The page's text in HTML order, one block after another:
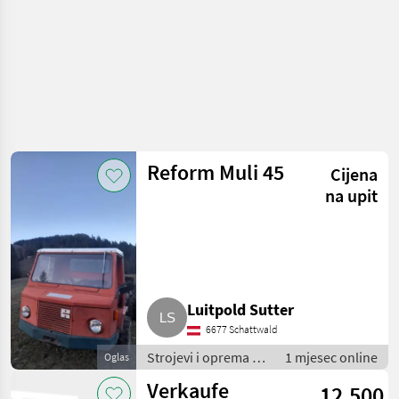
Oglas
Reform Muli 45
Cijena
na upit
Luitpold Sutter
6677 Schattwald
Strojevi i oprema za
travu i baliranje /
Brdski strojevi
1 mjesec online
Verkaufe